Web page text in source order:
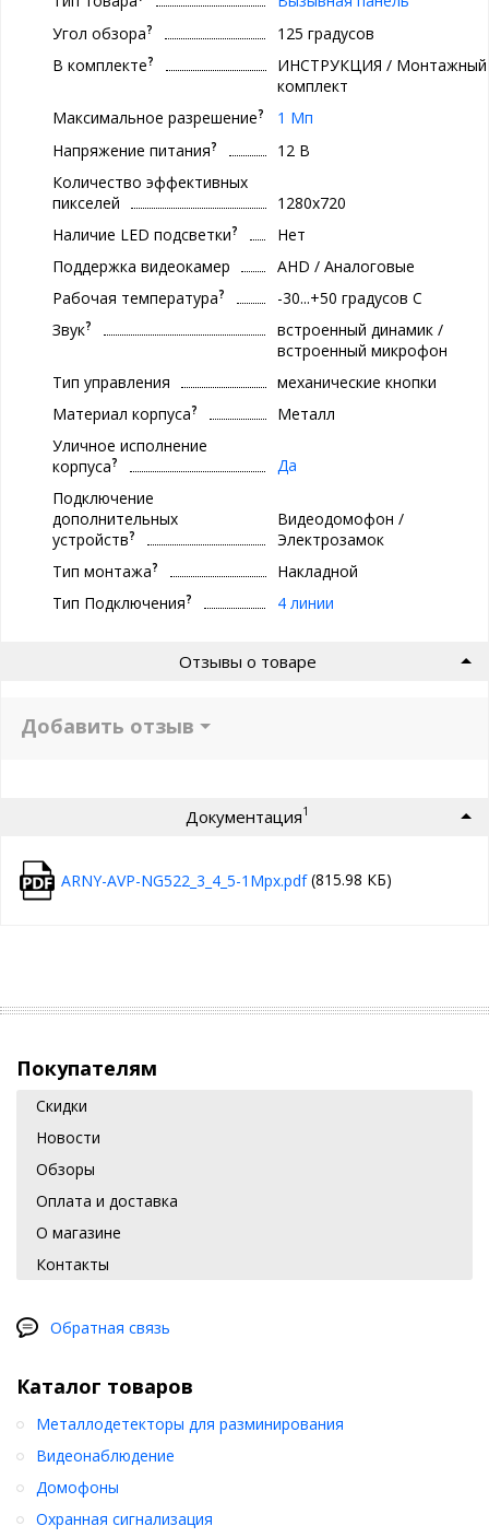
Угол обзора?
125 градусов
В комплекте?
ИНСТРУКЦИЯ / Монтажный
комплект
Максимальное разрешение?
1 Мп
Напряжение питания?
12 В
Количество эффективных
пикселей
1280х720
Наличие LED подсветки?
Нет
Поддержка видеокамер
AHD / Аналоговые
Рабочая температура?
-30...+50 градусов С
Звук?
встроенный динамик /
встроенный микрофон
Тип управления
механические кнопки
Материал корпуса?
Металл
Уличное исполнение
корпуса?
Да
Подключение
дополнительных
устройств?
Видеодомофон /
Электрозамок
Тип монтажа?
Накладной
Тип Подключения? 4 линии
Отзывы о товаре
Добавить отзыв
Документация1
ARNY-AVP-NG522_3_4_5-1Mpx.pdf(815.98 КБ)
Покупателям
Скидки
Новости
Обзоры
Оплата и доставка
О магазине
Контакты
Обратная связь
Каталог товаров
Металлодетекторы для разминирования
Видеонаблюдение
Домофоны
Охранная сигнализация